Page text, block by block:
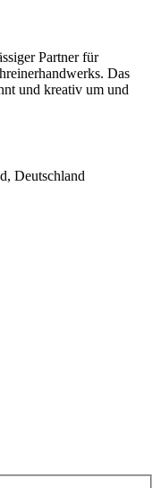
Partner für
Das
und kreativ um und
Deutschland